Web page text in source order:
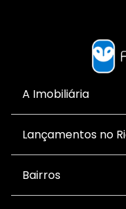
A Imobiliária
Lançamentos no
Bairros